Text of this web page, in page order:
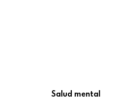
Salud mental